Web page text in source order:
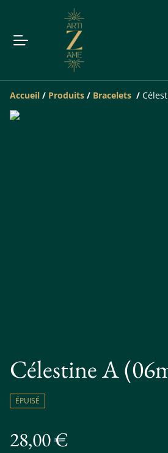
Accueil / Produits / Bracelets /
Célestine A
ÉPUISÉ
28,00 €